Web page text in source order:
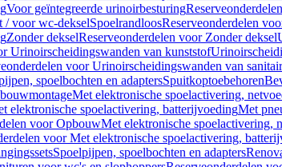
Voor geïntegreerde urinoirbesturing
/ voor wc-dekselSpoelrandloosReserveonderdelen
Zonder dekselReserveonderdelen voor Zonder deksel
Urinoirscheidingswanden van kunststof
voor Urinoirscheidingswanden van
spoelbochten en adaptersSpuitkoptoebehoren
Met elektronische spoelactivering,
elektronische spoelactivering, batterijvoedingMet
voor OpbouwMet elektronische spoelactivering,
voor Met elektronische spoelactivering,
Spoelpijpen, spoelbochten en adapters